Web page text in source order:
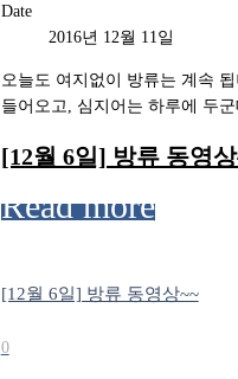
Date
2016년 12월 11일
오늘도 여지없이 방류는 계속
들어오고, 심지어는 하루에 두
[12월 6일] 방류 동영상
Read more
[12월 6일] 방류 동영상~~
0